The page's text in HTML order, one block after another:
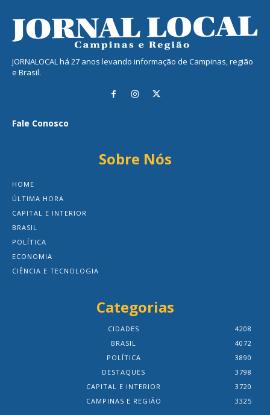
JORNALOCAL há 27 anos levando informação de Campinas, região
e Brasil.
Fale Conosco
Sobre Nós
HOME
ÚLTIMA HORA
CAPITAL E INTERIOR
BRASIL
POLÍTICA
ECONOMIA
CIÊNCIA E TECNOLOGIA
Categorias
CIDADES
4208
BRASIL
4072
POLÍTICA
3890
DESTAQUES
3798
CAPITAL E INTERIOR
3720
CAMPINAS E REGIÃO
3325